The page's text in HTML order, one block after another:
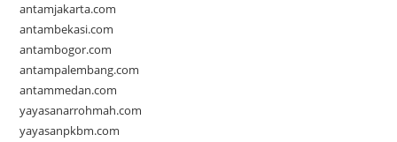
antamjakarta.com
antambekasi.com
antambogor.com
antampalembang.com
antammedan.com
yayasanarrohmah.com
yayasanpkbm.com